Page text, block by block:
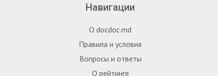
Навигации
О docdoc.md
Правила и условия
Вопросы и ответы
О рейтинге